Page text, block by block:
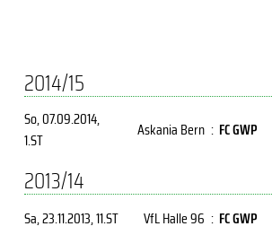
2014/15
So, 07.09.2014,
1.ST
Askania Bern : FC GWP
2013/14
Sa, 23.11.2013, 11.ST VfL Halle 96 : FC GWP